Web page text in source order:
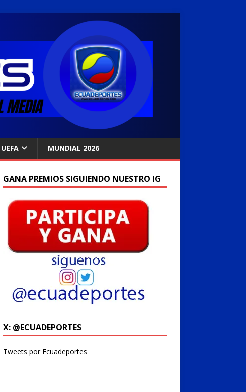
UEFA MUNDIAL 2026
GANA PREMIOS SIGUIENDO NUESTRO IG
X: @ECUADEPORTES
Tweets por Ecuadeportes